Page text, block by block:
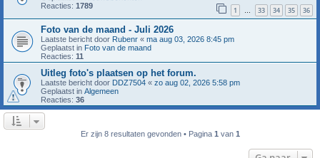
Reacties: 1789 1 … 33 34 35 36
Foto van de maand - Juli 2026
Laatste bericht door Rubenr « ma aug 03, 2026 8:45 pm
Geplaatst in Foto van de maand
Reacties: 11
Uitleg foto's plaatsen op het forum.
Laatste bericht door DDZ7504 « zo aug 02, 2026 5:58 pm
Geplaatst in Algemeen
Reacties: 36
Er zijn 8 resultaten gevonden • Pagina 1 van 1